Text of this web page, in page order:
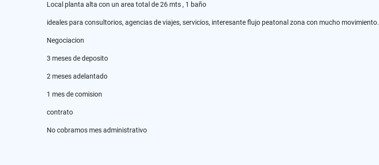
Local planta alta con un area total de 26 mts , 1 baño
ideales para consultorios, agencias de viajes, servicios, interesante flujo peatonal zona con mucho movimiento.
Negociacion
3 meses de deposito
2 meses adelantado
1 mes de comision
contrato
No cobramos mes administrativo